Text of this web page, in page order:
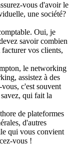
vous d'avoir le
une société?
Oui, je
savoir combien
vos clients,
le networking
assistez à des
c'est souvent
qui fait la
de plateformes
d'autres
qui vous convient
vous !